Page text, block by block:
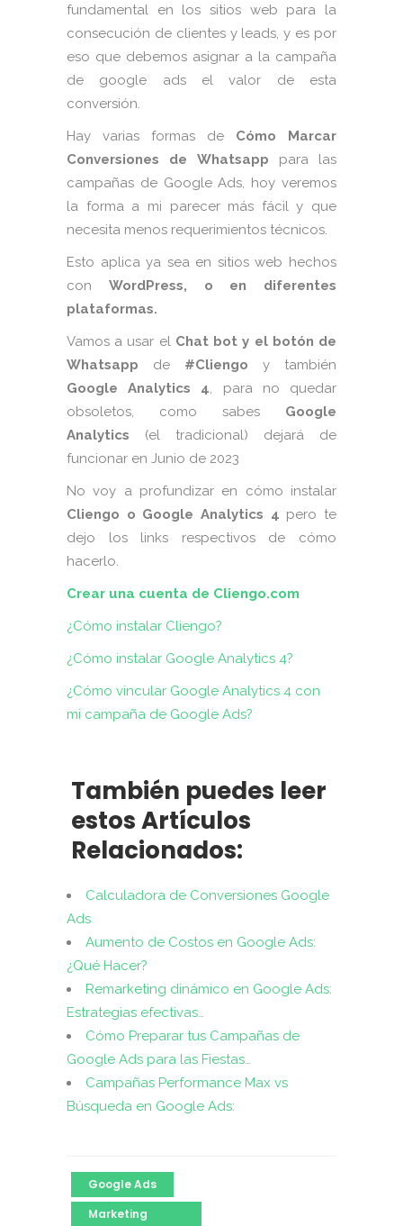
fundamental en los sitios web para la
consecución de clientes y leads, y es por
eso que debemos asignar a la campaña
de google ads el valor de esta
conversión.
Hay varias formas de Cómo Marcar
Conversiones de Whatsapp para las
campañas de Google Ads, hoy veremos
la forma a mi parecer más fácil y que
necesita menos requerimientos técnicos.
Esto aplica ya sea en sitios web hechos
con WordPress, o en diferentes
plataformas.
Vamos a usar el Chat bot y el botón de
Whatsapp de #Cliengo y también
Google Analytics 4, para no quedar
obsoletos, como sabes Google
Analytics (el tradicional) dejará de
funcionar en Junio de 2023
No voy a profundizar en cómo instalar
Cliengo o Google Analytics 4 pero te
dejo los links respectivos de cómo
hacerlo.
Crear una cuenta de Cliengo.com
¿Cómo instalar Cliengo?
¿Cómo instalar Google Analytics 4?
¿Cómo vincular Google Analytics 4 con
mi campaña de Google Ads?
También puedes leer
estos Artículos
Relacionados:
Calculadora de Conversiones Google
Ads
Aumento de Costos en Google Ads:
¿Qué Hacer?
Remarketing dinámico en Google Ads:
Estrategias efectivas…
Cómo Preparar tus Campañas de
Google Ads para las Fiestas…
Campañas Performance Max vs
Búsqueda en Google Ads:
Google Ads
Marketing